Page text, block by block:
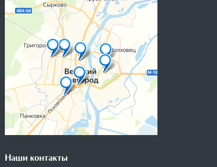
Наши контакты